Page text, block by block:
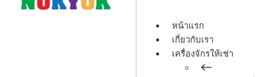
หน้าแรก
เกี่ยวกับเรา
เครื่องจักรให้เช่า